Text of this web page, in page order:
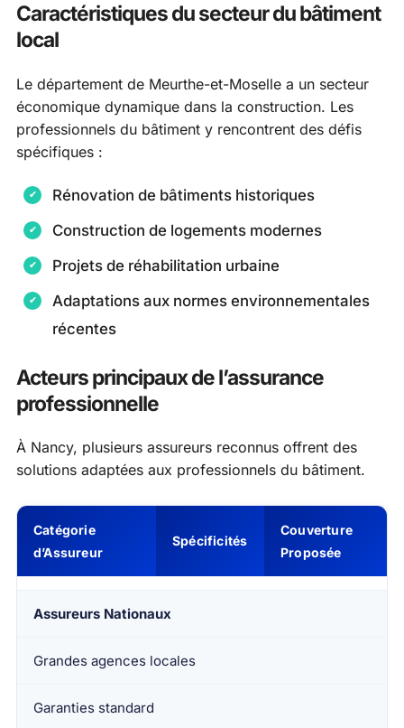
Caractéristiques du secteur du bâtiment
local
Le département de Meurthe-et-Moselle a un secteur
économique dynamique dans la construction. Les
professionnels du bâtiment y rencontrent des défis
spécifiques :
Rénovation de bâtiments historiques
Construction de logements modernes
Projets de réhabilitation urbaine
Adaptations aux normes environnementales
récentes
Acteurs principaux de l’assurance
professionnelle
À Nancy, plusieurs assureurs reconnus offrent des
solutions adaptées aux professionnels du bâtiment.
Catégorie
d’Assureur
Spécificités
Couverture
Proposée
Assureurs Nationaux
Grandes agences locales
Garanties standard